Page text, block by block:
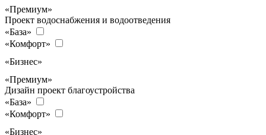
«Премиум»
Проект водоснабжения и водоотведения
«База»
«Комфорт»
«Бизнес»
«Премиум»
Дизайн проект благоустройства
«База»
«Комфорт»
«Бизнес»